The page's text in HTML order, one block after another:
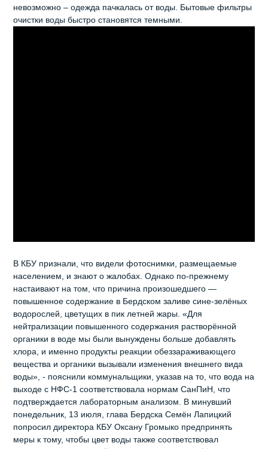
невозможно – одежда пачкалась от воды. Бытовые фильтры
очистки воды быстро становятся темными.
В КБУ признали, что видели фотоснимки, размещаемые
населением, и знают о жалобах. Однако по-прежнему
настаивают на том, что причина произошедшего —
повышенное содержание в Бердском заливе сине-зелёных
водорослей, цветущих в пик летней жары. «Для
нейтрализации повышенного содержания растворённой
органики в воде мы были вынуждены больше добавлять
хлора, и именно продукты реакции обеззараживающего
вещества и органики вызывали изменения внешнего вида
воды», - пояснили коммунальщики, указав на то, что вода на
выходе с НФС-1 соответствовала нормам СанПиН, что
подтверждается лабораторным анализом. В минувший
понедельник, 13 июля, глава Бердска Семён Лапицкий
попросил директора КБУ Оксану Громыко предпринять
меры к тому, чтобы цвет воды также соответствовал